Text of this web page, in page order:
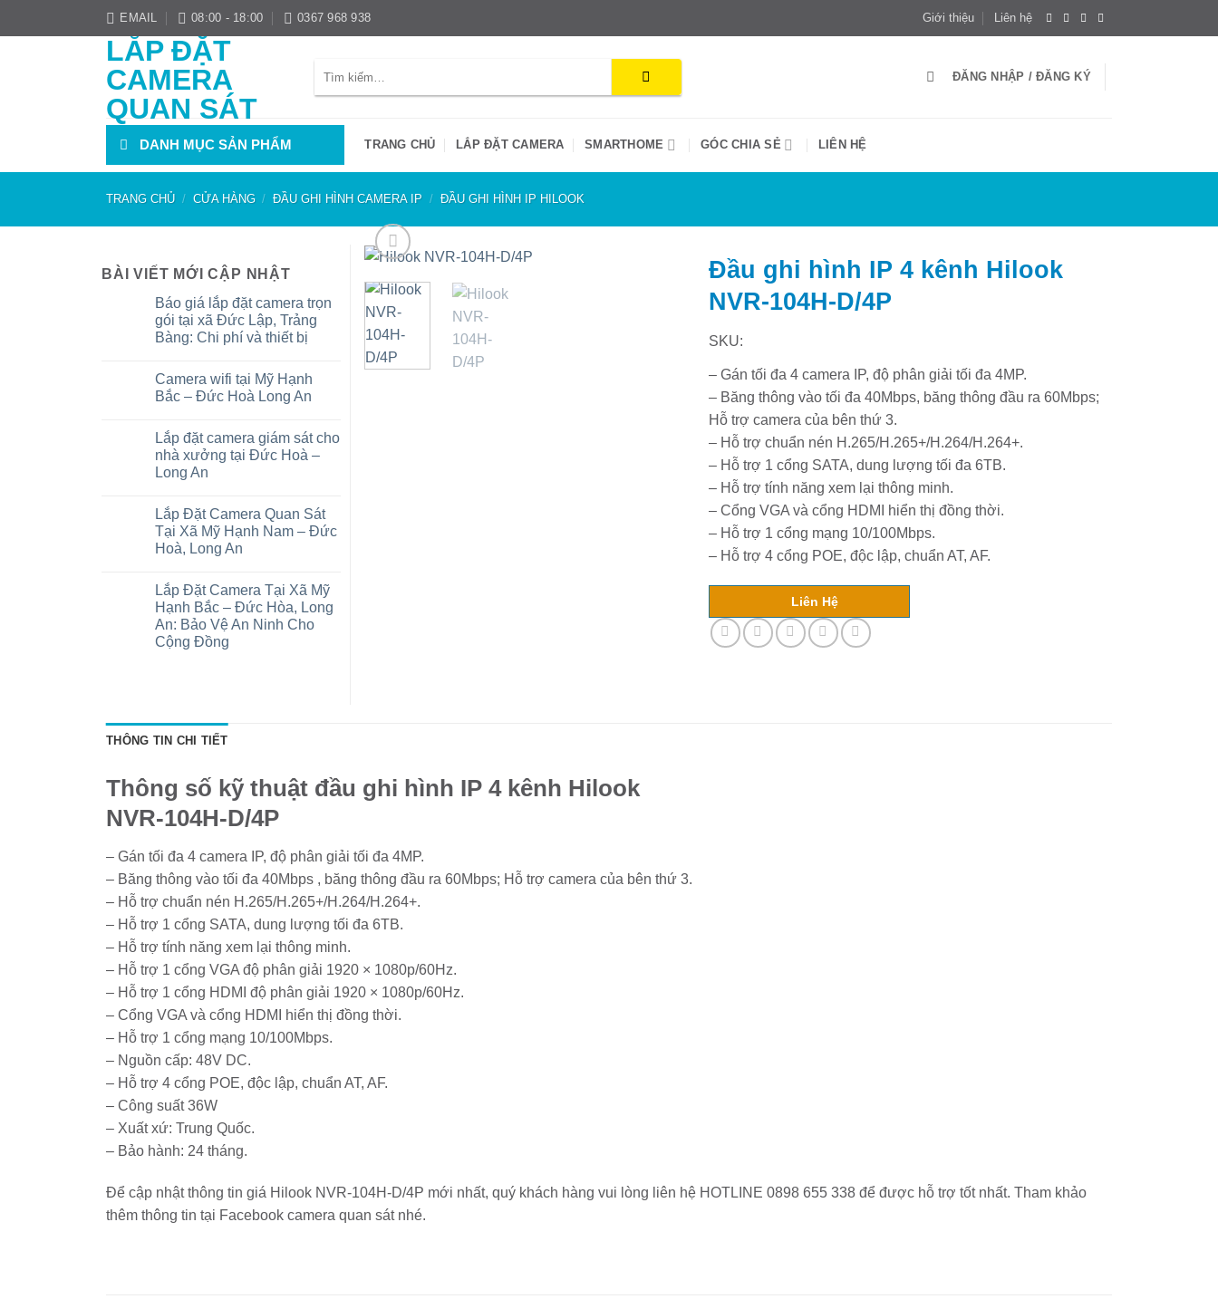
qua
EMAIL 08:00 - 18:00 0367 968 938 Giới thiệu Liên hệ
LẮP ĐẶT
CAMERA
QUAN SÁT
kiếm:
ĐĂNG NHẬP / ĐĂNG KÝ
DANH MỤC SẢN PHẨM TRANG CHỦ LẮP ĐẶT CAMERA SMARTHOME GÓC CHIA SẺ LIÊN HỆ
TRANG CHỦ / CỬA HÀNG / ĐẦU GHI HÌNH CAMERA IP / ĐẦU GHI HÌNH IP HILOOK
Đầu ghi hình IP 4 kênh Hilook
NVR-104H-D/4P
SKU:
– Gán tối đa 4 camera IP, độ phân giải tối đa 4MP.
– Băng thông vào tối đa 40Mbps, băng thông đầu ra 60Mbps;
Hỗ trợ camera của bên thứ 3.
– Hỗ trợ chuẩn nén H.265/H.265+/H.264/H.264+.
– Hỗ trợ 1 cổng SATA, dung lượng tối đa 6TB.
– Hỗ trợ tính năng xem lại thông minh.
– Cổng VGA và cổng HDMI hiển thị đồng thời.
– Hỗ trợ 1 cổng mạng 10/100Mbps.
– Hỗ trợ 4 cổng POE, độc lập, chuẩn AT, AF.
Liên Hệ
BÀI VIẾT MỚI CẬP NHẬT
Báo giá lắp đặt camera trọn
gói tại xã Đức Lập, Trảng
Bàng: Chi phí và thiết bị
bình
luận
ở
lắp
đặt
camera
trọn
xã
Đức
Lập,
Trảng
Bàng:
và
thiết
bị
Camera wifi tại Mỹ Hạnh
Bắc – Đức Hoà Long An
bình
luận
ở
Camera
Mỹ
Hạnh
Bắc
–
Đức
An
Lắp đặt camera giám sát cho
nhà xưởng tại Đức Hoà –
Long An
bình
luận
ở
Lắp
giám
sát
cho
nhà
xưởng
tại
Lắp Đặt Camera Quan Sát
Tại Xã Mỹ Hạnh Nam – Đức
Hoà, Long An
bình
luận
ở
Lắp
Đặt
Camera
–
An
Lắp Đặt Camera Tại Xã Mỹ
Hạnh Bắc – Đức Hòa, Long
An: Bảo Vệ An Ninh Cho
Cộng Đồng
Camera
Hạnh
Bắc
–
Đức
Long
An:
Bảo
Vệ
Ninh
Cho
Cộng
Đồng
THÔNG TIN CHI TIẾT
Thông số kỹ thuật đầu ghi hình IP 4 kênh Hilook
NVR-104H-D/4P
– Gán tối đa 4 camera IP, độ phân giải tối đa 4MP.
– Băng thông vào tối đa 40Mbps , băng thông đầu ra 60Mbps; Hỗ trợ camera của bên thứ 3.
– Hỗ trợ chuẩn nén H.265/H.265+/H.264/H.264+.
– Hỗ trợ 1 cổng SATA, dung lượng tối đa 6TB.
– Hỗ trợ tính năng xem lại thông minh.
– Hỗ trợ 1 cổng VGA độ phân giải 1920 × 1080p/60Hz.
– Hỗ trợ 1 cổng HDMI độ phân giải 1920 × 1080p/60Hz.
– Cổng VGA và cổng HDMI hiển thị đồng thời.
– Hỗ trợ 1 cổng mạng 10/100Mbps.
– Nguồn cấp: 48V DC.
– Hỗ trợ 4 cổng POE, độc lập, chuẩn AT, AF.
– Công suất 36W
– Xuất xứ: Trung Quốc.
– Bảo hành: 24 tháng.
Để cập nhật thông tin giá Hilook NVR-104H-D/4P mới nhất, quý khách hàng vui lòng liên hệ HOTLINE 0898 655 338 để được hỗ trợ tốt nhất. Tham khảo
thêm thông tin tại Facebook camera quan sát nhé.